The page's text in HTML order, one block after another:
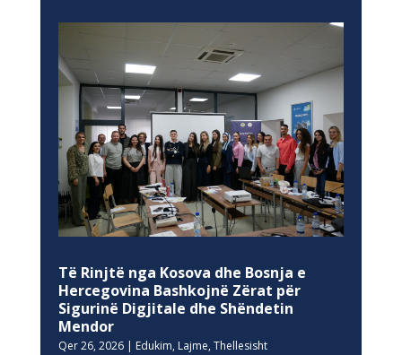
Të Rinjtë nga Kosova dhe Bosnja e
Hercegovina Bashkojnë Zërat për
Sigurinë Digjitale dhe Shëndetin
Mendor
Qer 26, 2026| Edukim, Lajme, Thellesisht